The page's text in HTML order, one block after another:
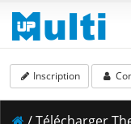
Inscription